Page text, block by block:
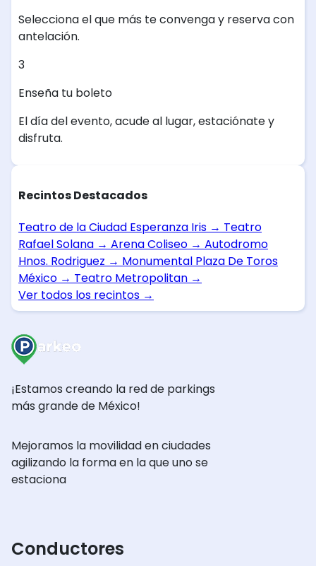
Selecciona el que más te convenga y reserva con
antelación.
3
Enseña tu boleto
El día del evento, acude al lugar, estaciónate y
disfruta.
Recintos Destacados
Teatro de la Ciudad Esperanza Iris → Teatro
Rafael Solana → Arena Coliseo → Autodromo
Hnos. Rodriguez → Monumental Plaza De Toros
México → Teatro Metropolitan →
Ver todos los recintos →
¡Estamos creando la red de parkings
más grande de México!
Mejoramos la movilidad en ciudades
agilizando la forma en la que uno se
estaciona
Conductores